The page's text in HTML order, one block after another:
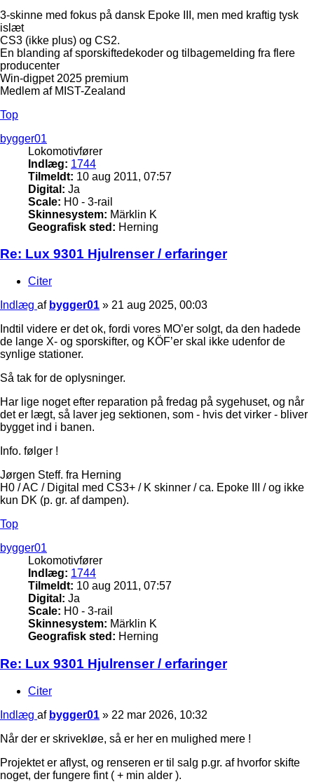
3-skinne med fokus på dansk Epoke III, men med kraftig tysk
islæt
CS3 (ikke plus) og CS2.
En blanding af sporskiftedekoder og tilbagemelding fra flere
producenter
Win-digpet 2025 premium
Medlem af MIST-Zealand
Top
bygger01
Lokomotivfører
Indlæg: 1744
Tilmeldt: 10 aug 2011, 07:57
Digital: Ja
Scale: H0 - 3-rail
Skinnesystem: Märklin K
Geografisk sted: Herning
Re: Lux 9301 Hjulrenser / erfaringer
Citer
Indlæg af bygger01 » 21 aug 2025, 00:03
Indtil videre er det ok, fordi vores MO’er solgt, da den hadede
de lange X- og sporskifter, og KÖF’er skal ikke udenfor de
synlige stationer.
Så tak for de oplysninger.
Har lige noget efter reparation på fredag på sygehuset, og når
det er lægt, så laver jeg sektionen, som - hvis det virker - bliver
bygget ind i banen.
Info. følger !
Jørgen Steff. fra Herning
H0 / AC / Digital med CS3+ / K skinner / ca. Epoke III / og ikke
kun DK (p. gr. af dampen).
Top
bygger01
Lokomotivfører
Indlæg: 1744
Tilmeldt: 10 aug 2011, 07:57
Digital: Ja
Scale: H0 - 3-rail
Skinnesystem: Märklin K
Geografisk sted: Herning
Re: Lux 9301 Hjulrenser / erfaringer
Citer
Indlæg af bygger01 » 22 mar 2026, 10:32
Når der er skrivekløe, så er her en mulighed mere !
Projektet er aflyst, og renseren er til salg p.gr. af hvorfor skifte
noget, der fungere fint ( + min alder ).